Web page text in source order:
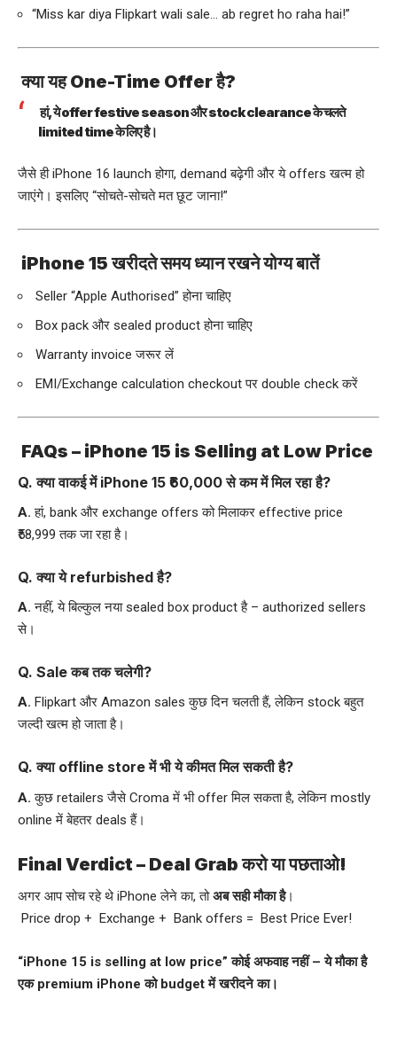
“Miss kar diya Flipkart wali sale… ab regret ho raha hai!”
क्या यह One-Time Offer है?
हां, ये offer festive season और stock clearance के चलते
limited time के लिए है।
जैसे ही iPhone 16 launch होगा, demand बढ़ेगी और ये offers खत्म हो
जाएंगे। इसलिए “सोचते-सोचते मत छूट जाना!”
iPhone 15 खरीदते समय ध्यान रखने योग्य बातें
Seller “Apple Authorised” होना चाहिए
Box pack और sealed product होना चाहिए
Warranty invoice जरूर लें
EMI/Exchange calculation checkout पर double check करें
FAQs – iPhone 15 is Selling at Low Price
Q. क्या वाकई में iPhone 15 ₹60,000 से कम में मिल रहा है?
A. हां, bank और exchange offers को मिलाकर effective price
₹58,999 तक जा रहा है।
Q. क्या ये refurbished है?
A. नहीं, ये बिल्कुल नया sealed box product है – authorized sellers
से।
Q. Sale कब तक चलेगी?
A. Flipkart और Amazon sales कुछ दिन चलती हैं, लेकिन stock बहुत
जल्दी खत्म हो जाता है।
Q. क्या offline store में भी ये कीमत मिल सकती है?
A. कुछ retailers जैसे Croma में भी offer मिल सकता है, लेकिन mostly
online में बेहतर deals हैं।
Final Verdict – Deal Grab करो या पछताओ!
अगर आप सोच रहे थे iPhone लेने का, तोअब सही मौका है।
Price drop + Exchange + Bank offers = Best Price Ever!
“iPhone 15 is selling at low price” कोई अफवाह नहीं – ये मौका है
एक premium iPhone को budget में खरीदने का।